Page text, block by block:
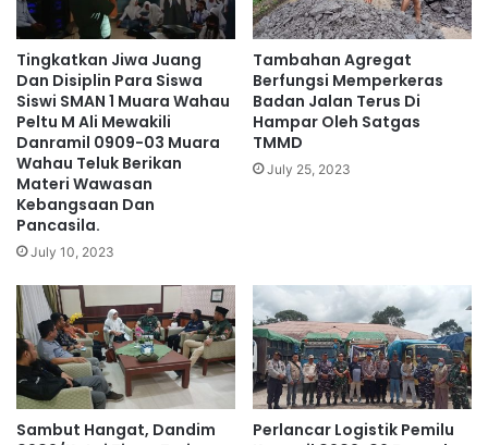
Tingkatkan Jiwa Juang
Dan Disiplin Para Siswa
Siswi SMAN 1 Muara Wahau
Peltu M Ali Mewakili
Danramil 0909-03 Muara
Wahau Teluk Berikan
Materi Wawasan
Kebangsaan Dan
Pancasila.
July 10, 2023
Tambahan Agregat
Berfungsi Memperkeras
Badan Jalan Terus Di
Hampar Oleh Satgas
TMMD
July 25, 2023
Sambut Hangat, Dandim
Perlancar Logistik Pemilu